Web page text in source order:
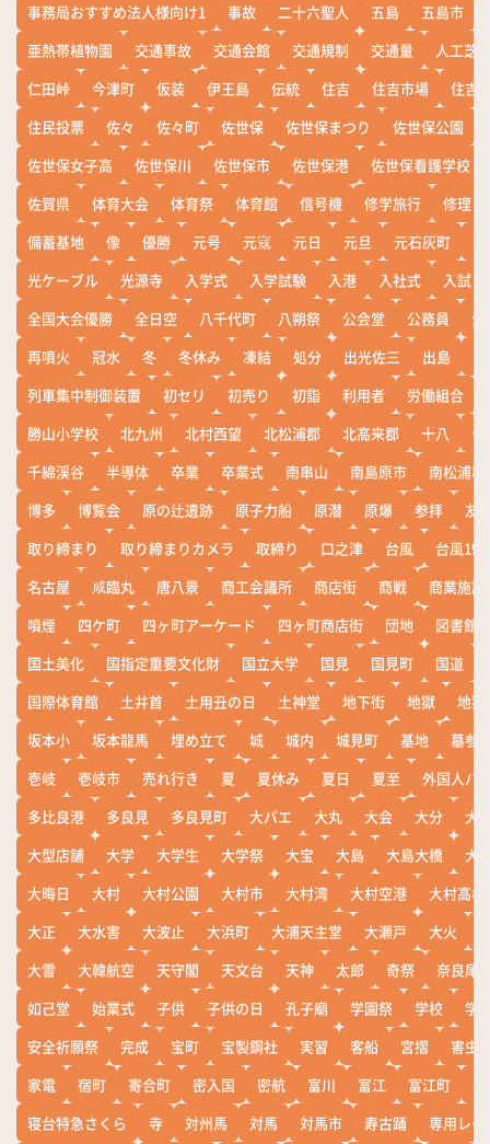
事務局おすすめ法人様向け1
事故 二十六聖人 五島 五島市
亜熱帯植物園
交通事故 交通会館 交通規制 交通量
人工芝
仁田峠
今津町 仮装 伊王島 伝統 住吉 住吉市場
住吉
住民投票
佐々 佐々町 佐世保 佐世保まつり 佐世保公園
佐世保女子高
佐世保川 佐世保市 佐世保港
佐世保看護学校
佐賀県
体育大会 体育祭 体育館 信号機 修学旅行
修理
備蓄基地
像 優勝 元号 元寇 元日 元旦 元石灰町
光ケーブル
光源寺 入学式 入学試験 入港 入社式
入試
全国大会優勝
全日空 八千代町 八朔祭 公会堂 公務員
公
再噴火
冠水 冬 冬休み 凍結 処分 出光佐三 出島
列車集中制御装置
初セリ 初売り 初詣 利用者 労働組合
勝山小学校
北九州 北村西望 北松浦郡 北高来郡 十八
十
千綿渓谷
半導体 卒業 卒業式 南串山 南島原市
南松浦郡
博多
博覧会 原の辻遺跡 原子力船 原潜 原爆 参拝
友
取り締まり
取り締まりカメラ 取締り 口之津 台風
台風19
名古屋
咸臨丸 唐八景 商工会議所 商店街 商戦
商業施設
噴煙
四ケ町 四ヶ町アーケード 四ヶ町商店街 団地
図書館
国土美化
国指定重要文化財 国立大学 国見 国見町 国道
国際体育館
土井首 土用丑の日 土神堂 地下街 地獄
地獄
坂本小
坂本龍馬 埋め立て 城 城内 城見町 基地
墓参
壱岐
壱岐市 売れ行き 夏 夏休み 夏日 夏至
外国人バ
多比良港
多良見 多良見町 大バエ 大丸 大会 大分
大
大型店舗
大学 大学生 大学祭 大宝 大島 大島大橋
大
大晦日
大村 大村公園 大村市 大村湾 大村空港
大村高校
大正
大水害 大波止 大浜町 大浦天主堂 大瀬戸 大火
大雪
大韓航空 天守閣 天文台 天神 太郎 奇祭
奈良尾
如己堂
始業式 子供 子供の日 孔子廟 学園祭 学校
学
安全祈願祭
完成 宝町 宝製鋼社 実習 客船 宮摺
害虫
家電
宿町 寄合町 密入国 密航 富川 富江 富江町
寝台特急さくら
寺 対州馬 対馬 対馬市 寿古踊 専用レー